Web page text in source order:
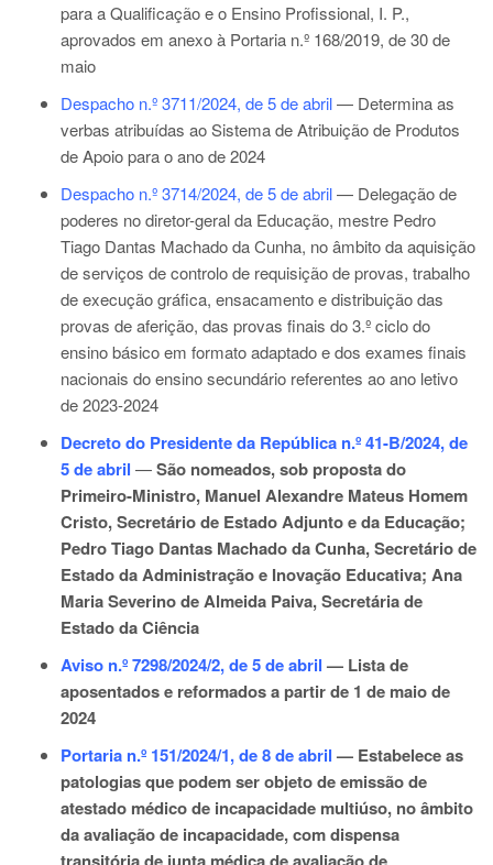
para a Qualificação e o Ensino Profissional, I. P.,
aprovados em anexo à Portaria n.º 168/2019, de 30 de
maio
Despacho n.º 3711/2024, de 5 de abril— Determina as
verbas atribuídas ao Sistema de Atribuição de Produtos
de Apoio para o ano de 2024
Despacho n.º 3714/2024, de 5 de abril— Delegação de
poderes no diretor-geral da Educação, mestre Pedro
Tiago Dantas Machado da Cunha, no âmbito da aquisição
de serviços de controlo de requisição de provas, trabalho
de execução gráfica, ensacamento e distribuição das
provas de aferição, das provas finais do 3.º ciclo do
ensino básico em formato adaptado e dos exames finais
nacionais do ensino secundário referentes ao ano letivo
de 2023-2024
Decreto do Presidente da República n.º 41-B/2024, de
5 de abril —São nomeados, sob proposta do
Primeiro-Ministro, Manuel Alexandre Mateus Homem
Cristo, Secretário de Estado Adjunto e da Educação;
Pedro Tiago Dantas Machado da Cunha, Secretário de
Estado da Administração e Inovação Educativa; Ana
Maria Severino de Almeida Paiva, Secretária de
Estado da Ciência
Aviso n.º 7298/2024/2, de 5 de abril — Lista de
aposentados e reformados a partir de 1 de maio de
2024
Portaria n.º 151/2024/1, de 8 de abril — Estabelece as
patologias que podem ser objeto de emissão de
atestado médico de incapacidade multiúso, no âmbito
da avaliação de incapacidade, com dispensa